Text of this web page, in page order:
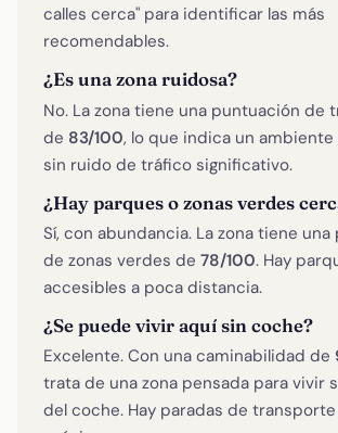
calles cerca" para identificar las más
recomendables.
¿Es una zona ruidosa?
No. La zona tiene una puntuación de
de 83/100, lo que indica un ambiente
sin ruido de tráfico significativo.
¿Hay parques o zonas verdes
Sí, con abundancia. La zona tiene
de zonas verdes de 78/100. Hay
accesibles a poca distancia.
¿Se puede vivir aquí sin coche?
Excelente. Con una caminabilidad de
trata de una zona pensada para vivir
del coche. Hay paradas de